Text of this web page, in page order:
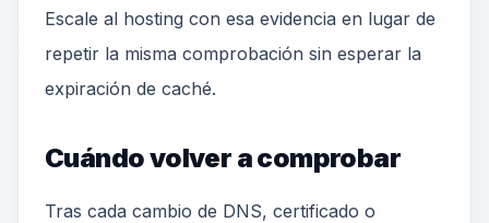
Escale al hosting con esa evidencia en lugar de
repetir la misma comprobación sin esperar la
expiración de caché.
Cuándo volver a comprobar
Tras cada cambio de DNS, certificado o